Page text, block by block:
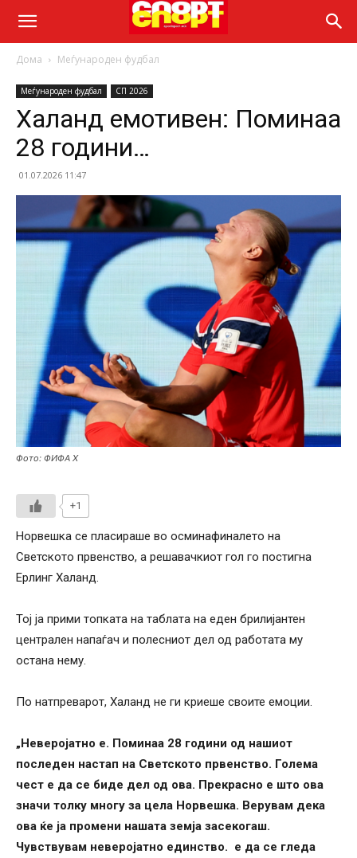
Дома Меѓународен фудбал
Меѓународен фудбал СП 2026
Халанд емотивен: Поминаа
28 години…
01.07.2026 11:47
Фото: ФИФА Х
+1
Норвешка се пласираше во осминафиналето на
Светското првенство, а решавачкиот гол го постигна
Ерлинг Халанд.
Тој ја прими топката на таблата на еден брилијантен
централен напаѓач и полесниот дел од работата му
остана нему.
По натпреварот, Халанд не ги криеше своите емоции.
„Неверојатно е. Поминаа 28 години од нашиот
последен настап на Светското првенство. Голема
чест е да се биде дел од ова. Прекрасно е што ова
значи толку многу за цела Норвешка. Верувам дека
ова ќе ја промени нашата земја засекогаш.
Чувствувам неверојатно единство. е да се гледа